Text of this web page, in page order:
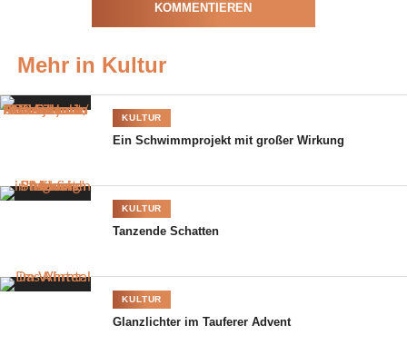
KOMMENTIEREN
Mehr in Kultur
KULTUR
Ein Schwimmprojekt mit großer Wirkung
KULTUR
Tanzende Schatten
KULTUR
Glanzlichter im Tauferer Advent